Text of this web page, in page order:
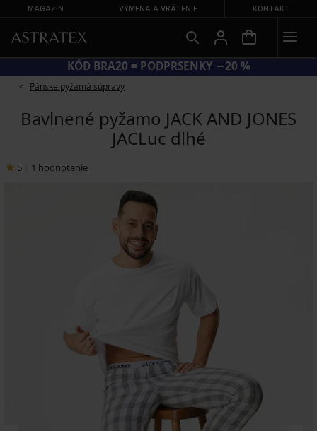
MAGAZÍN VÝMENA A VRÁTENIE KONTAKT
VEĽKÝ LETNÝ VÝPREDAJ AŽ DO − 70 %
Pánske pyžamá súpravy
Bavlnené pyžamo JACK AND JONES
JACLuc dlhé
5 1 hodnotenie